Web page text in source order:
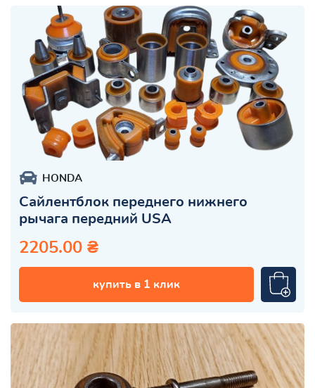
HONDA
Сайлентблок переднего нижнего
рычага передний USA
2205.00 ₴
купить в 1 клик